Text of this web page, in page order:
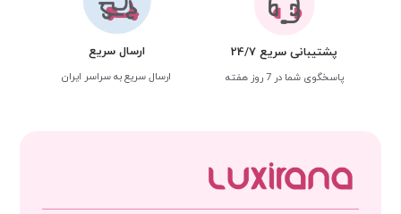
پشتیبانی سریع 24/7
پاسخگوی شما در 7 روز هفته
ارسال سریع
ارسال سریع به سراسر ایران